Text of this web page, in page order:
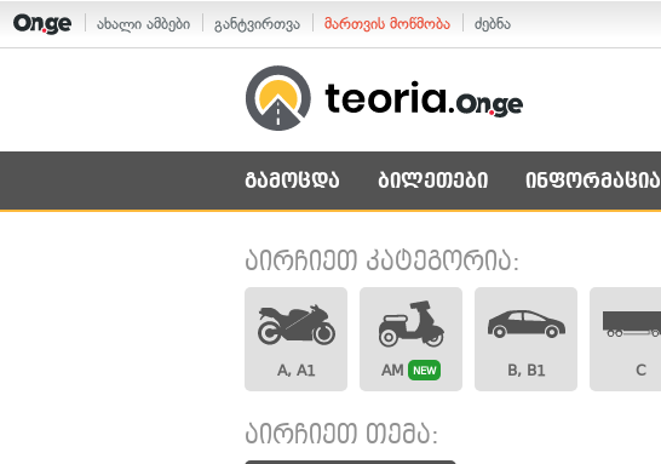
ახალი ამბები განტვირთვა მართვის მოწმობა ძებნა
გამოცდა ბილეთები ინფორმაცია
აირჩიეთ კატეგორია:
A, A1 AM NEW B, B1 C
აირჩიეთ თემა: